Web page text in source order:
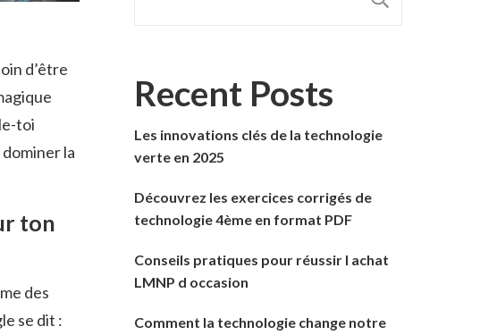
d’être
toi
la
ton
des
se dit :
Recent Posts
Les innovations clés de la technologie
verte en 2025
Découvrez les exercices corrigés de
technologie 4ème en format PDF
Conseils pratiques pour réussir l achat
LMNP d occasion
Comment la technologie change notre